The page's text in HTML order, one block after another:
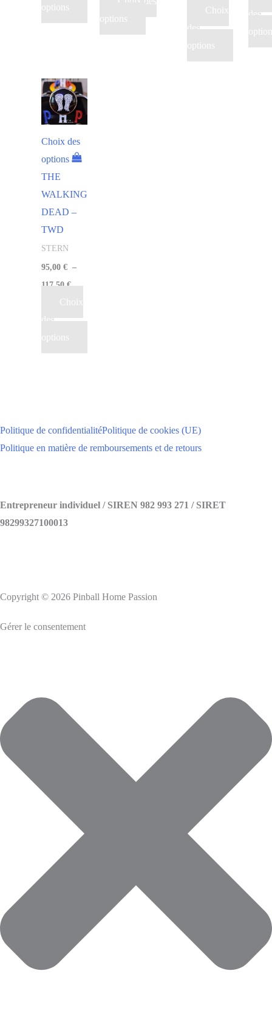
options
options
Choix
des
options
des
Choix des
options
THE
WALKING
DEAD –
TWD
STERN
95,00 € –
117,50€
Choix
des
options
Politique de confidentialitéPolitique de cookies (UE)
Politique en matière de remboursements et de retours
Entrepreneur individuel / SIREN 982 993 271 / SIRET
98299327100013
Copyright © 2026 Pinball Home Passion
Gérer le consentement